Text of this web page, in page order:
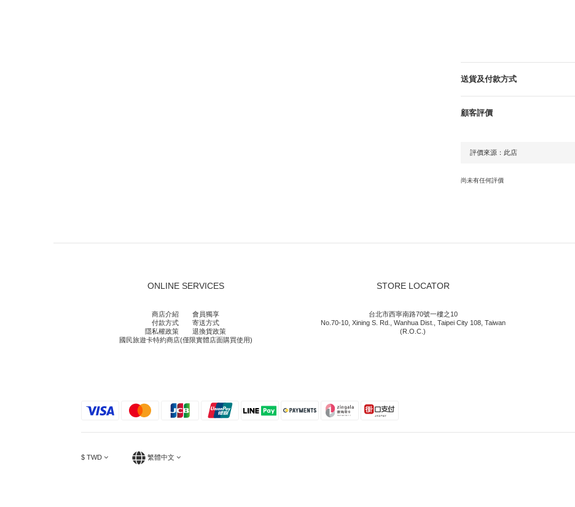
送貨及付款方式
顧客評價
尚未有任何評價
ONLINE SERVICES
商店介紹
會員獨享
付款方式
寄送方式
隱私權政策
退換貨政策
國民旅遊卡特約商店(僅限實體店面購買使用)
STORE LOCATOR
台北市西寧南路70號一樓之10
No.70-10, Xining S. Rd., Wanhua Dist., Taipei City 108, Taiwan
(R.O.C.)
$ TWD 繁體中文